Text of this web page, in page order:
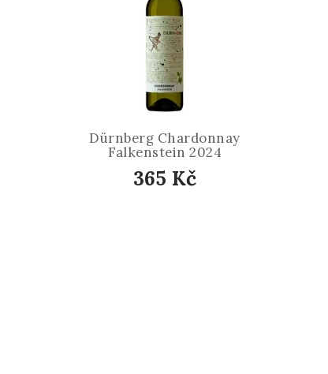
Dürnberg Chardonnay
Falkenstein 2024
365 Kč